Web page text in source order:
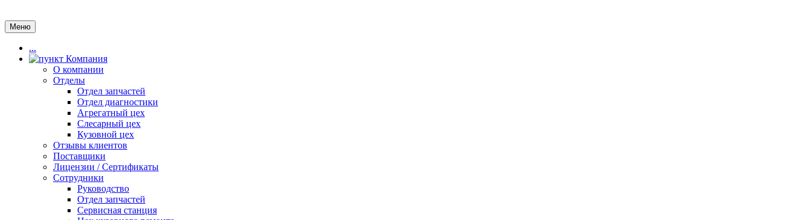
Меню
...
Компания
О компании
Отделы
Отдел запчастей
Отдел диагностики
Агрегатный цех
Слесарный цех
Кузовной цех
Отзывы клиентов
Поставщики
Лицензии / Сертификаты
Сотрудники
Руководство
Отдел запчастей
Сервисная станция